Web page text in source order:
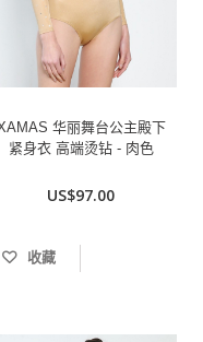
华丽舞台公主殿下
紧身衣 高端烫钻 - 肉色
US$97.00
收藏